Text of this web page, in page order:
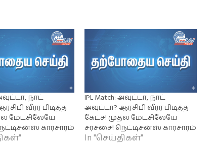
நாட்
வீரர் பிடித்த
மேட்சிலேயே
காரசாரம்
IPL Match: அவுட்டா, நாட்
அவுட்டா? ஆர்சிபி வீரர் பிடித்த
கேட்ச்! முதல் மேட்சிலேயே
சர்ச்சை! நெட்டிசன்ஸ் காரசாரம்
In "செய்திகள்"